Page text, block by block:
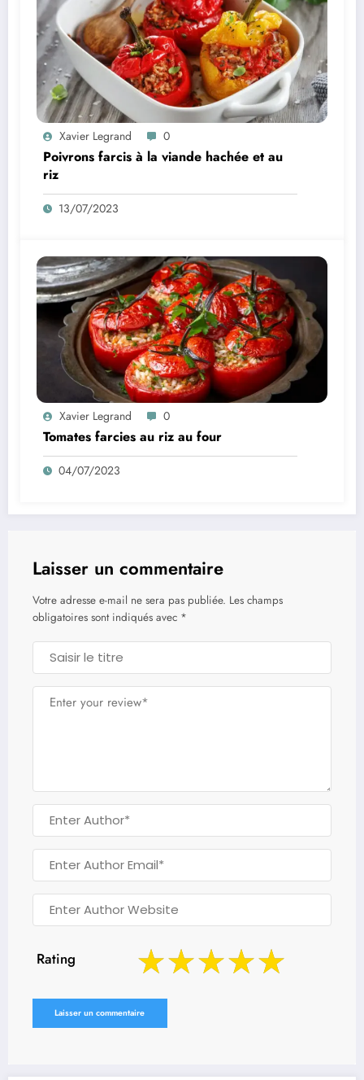
Xavier Legrand 0
Poivrons farcis à la viande hachée et au
riz
13/07/2023
Xavier Legrand 0
Tomates farcies au riz au four
04/07/2023
Laisser un commentaire
Votre adresse e-mail ne sera pas publiée. Les champs
obligatoires sont indiqués avec *
Rating